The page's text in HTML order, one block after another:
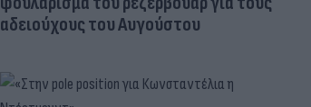
αδειούχους του Αυγούστου